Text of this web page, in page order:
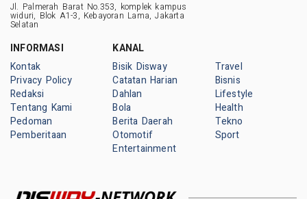
Jl. Palmerah Barat No.353, komplek kampus
widuri, Blok A1-3, Kebayoran Lama, Jakarta
Selatan
INFORMASI
Kontak
Privacy Policy
Redaksi
Tentang Kami
Pedoman
Pemberitaan
KANAL
Bisik Disway
Catatan Harian
Dahlan
Bola
Berita Daerah
Otomotif
Entertainment
Travel
Bisnis
Lifestyle
Health
Tekno
Sport